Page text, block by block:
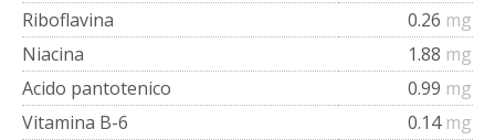
Riboflavina
0.26 mg
Niacina
1.88 mg
Acido pantotenico
0.99 mg
Vitamina B-6
0.14 mg